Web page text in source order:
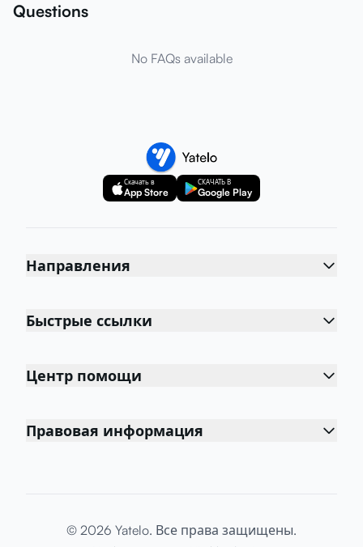
Questions
No FAQs available
Скачать в
App Store
СКАЧАТЬ В
Google Play
Направления
Быстрые ссылки
Центр помощи
Правовая информация
© 2026 Yatelo. Все права защищены.